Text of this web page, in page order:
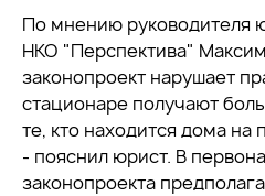
По мнению руководителя
НКО "Перспектива"
законопроект нарушает
стационаре получают
те, кто находится дома на
- пояснил юрист. В
законопроекта